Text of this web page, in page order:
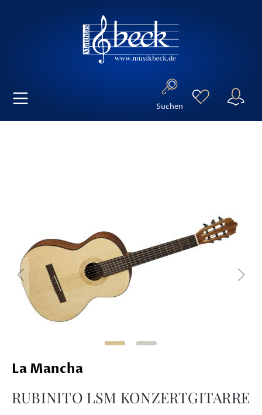
Suchen
La Mancha
RUBINITO LSM KONZERTGITARRE